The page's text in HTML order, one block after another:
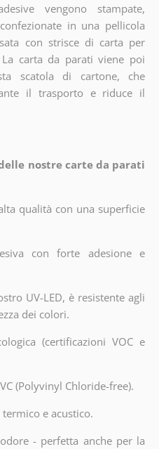
vengono stampate,
in una pellicola
con strisce di carta per
carta da parati viene poi
scatola di cartone, che
il trasporto e riduce il
nostre carte da parati
qualità con una superficie
con forte adesione e
UV-LED, è resistente agli
dei colori.
(certificazioni VOC e
(Polyvinyl Chloride-free).
e acustico.
- perfetta anche per la